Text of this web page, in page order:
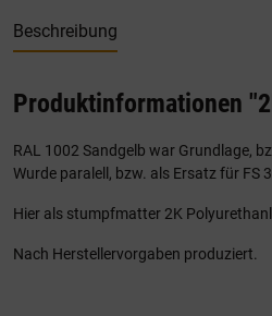
Beschreibung
Produktinformationen
RAL 1002 Sandgelb war Grundlage,
Wurde paralell, bzw. als Ersatz für FS
Hier als stumpfmatter 2K
Nach Herstellervorgaben produziert.